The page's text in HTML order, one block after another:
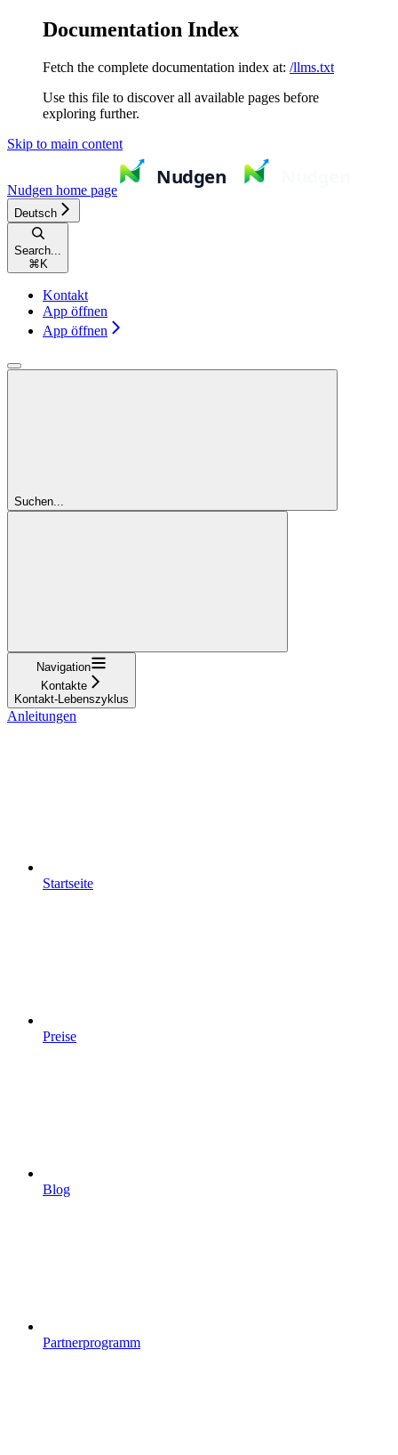
Documentation Index
Fetch the complete documentation index at: /llms.txt
Use this file to discover all available pages before
exploring further.
Skip to main content
Nudgen home page
Deutsch
Search...
⌘ K
Kontakt
App öffnen
App öffnen
Suchen...
Navigation
Kontakte
Kontakt-Lebenszyklus
Anleitungen
Startseite
Preise
Blog
Partnerprogramm